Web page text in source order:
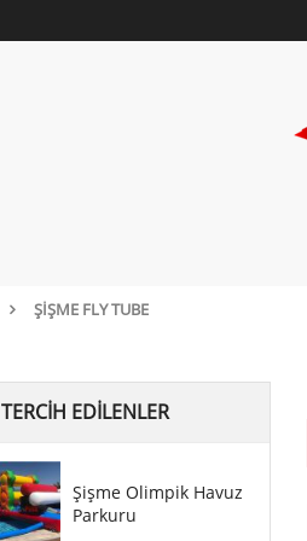
ŞIŞME FLY TUBE
TERCIH EDILENLER
Şişme Olimpik Havuz
Parkuru